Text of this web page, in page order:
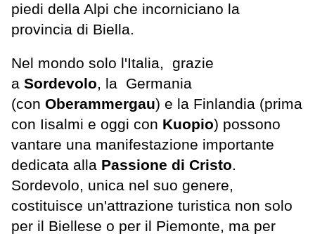
piedi della Alpi che incorniciano la
provincia di Biella.
Nel mondo solo l'Italia, grazie
a Sordevolo, la Germania
(con Oberammergau) e la Finlandia (prima
con Iisalmi e oggi con Kuopio) possono
vantare una manifestazione importante
dedicata alla Passione di Cristo.
Sordevolo, unica nel suo genere,
costituisce un'attrazione turistica non solo
per il Biellese o per il Piemonte, ma per